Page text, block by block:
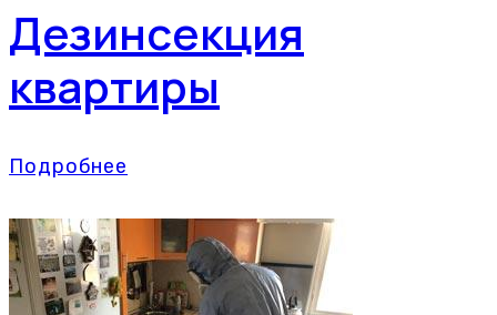
Дезинсекция
квартиры
Подробнее